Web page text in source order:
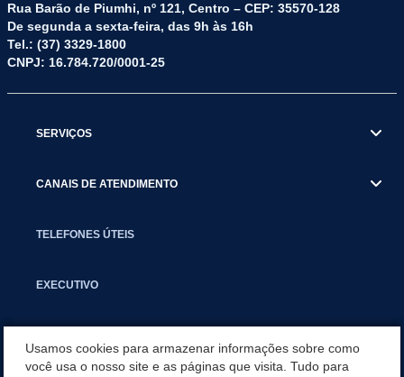
Rua Barão de Piumhi, nº 121, Centro – CEP: 35570-128
De segunda a sexta-feira, das 9h às 16h
Tel.: (37) 3329-1800
CNPJ: 16.784.720/0001-25
SERVIÇOS
CANAIS DE ATENDIMENTO
TELEFONES ÚTEIS
EXECUTIVO
Usamos cookies para armazenar informações sobre como
você usa o nosso site e as páginas que visita. Tudo para